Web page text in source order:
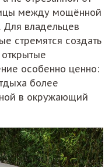
между мощённой
владельцев
стремятся создать
особенно ценно:
более
в окружающий